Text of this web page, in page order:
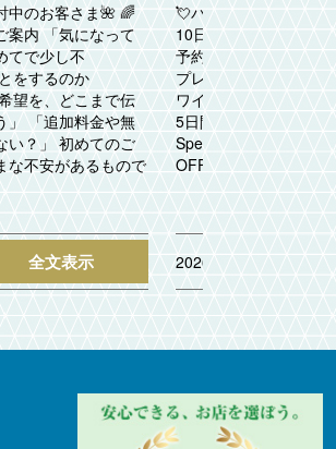
中のお客さま🌺 🌈
案内 「気になって
てで少し不
をするのか
望を、どこまで伝
」 「追加料金や無
い？」 初めてのご
な不安があるもので
全文表示
💘バレンタインキャン
10日〜14日｜5日間限
予約時にセラピストへ
プレゼントいただく
ワイトデー特典🎁《3
5日間限定》同じセラ
Specialホワイトデー
OFF❄️お気に...
2026.02.02